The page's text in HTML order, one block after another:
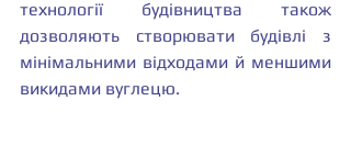
технології будівництва також
дозволяють створювати будівлі з
мінімальними відходами й меншими
викидами вуглецю.